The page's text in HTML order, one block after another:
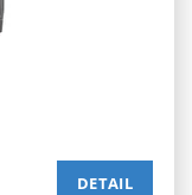
DETAIL